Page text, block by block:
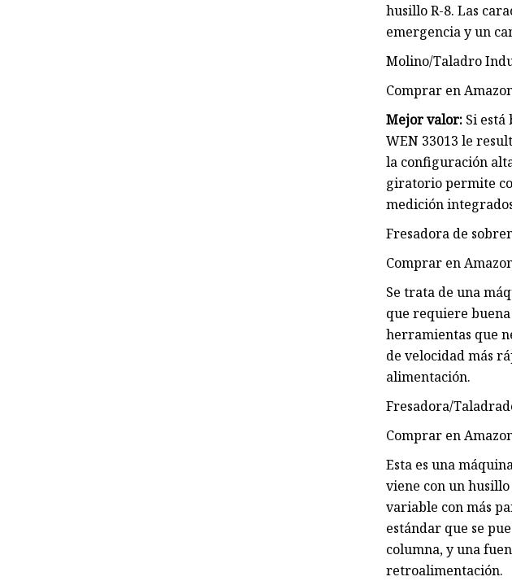
husillo R-8. Las
emergencia y un
Molino/Taladro
Comprar en
Mejor valor: Si está
WEN 33013 le
la configuración
giratorio permite
medición
Fresadora de
Comprar en
Se trata de una
que requiere
herramientas que
de velocidad más
alimentación.
Fresadora/
Comprar en
Esta es una
viene con un
variable con más
estándar que se
columna, y una
retroalimentación.